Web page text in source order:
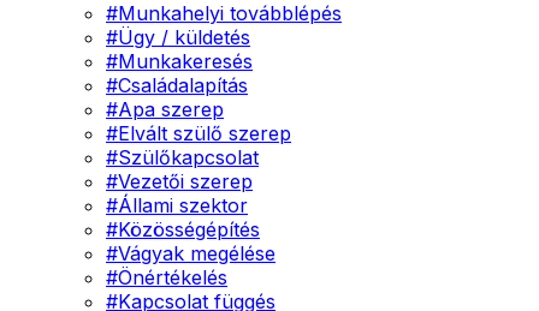
#Munkahelyi továbblépés
#Ügy / küldetés
#Munkakeresés
#Családalapítás
#Apa szerep
#Elvált szülő szerep
#Szülőkapcsolat
#Vezetői szerep
#Állami szektor
#Közösségépítés
#Vágyak megélése
#Önértékelés
#Kapcsolat függés